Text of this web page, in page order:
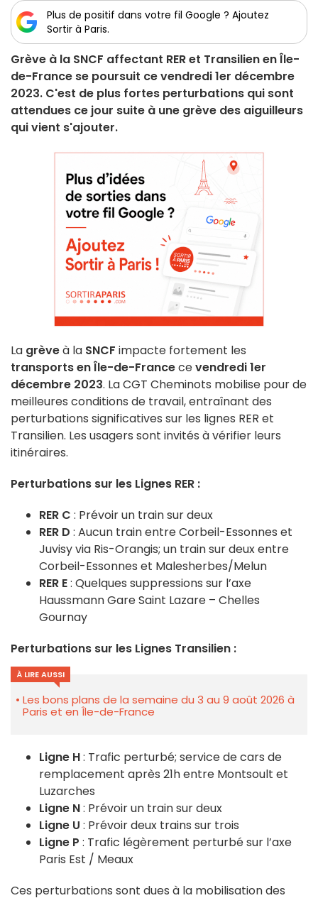
Plus de positif dans votre fil Google ? Ajoutez
Sortir à Paris.
Grève à la SNCF affectant RER et Transilien en Île-
de-France se poursuit ce vendredi 1er décembre
2023. C'est de plus fortes perturbations qui sont
attendues ce jour suite à une grève des aiguilleurs
qui vient s'ajouter.
La grèveà la SNCF impacte fortement les
transports en Île-de-Francecevendredi 1er
décembre 2023. La CGT Cheminots mobilise pour de
meilleures conditions de travail, entraînant des
perturbations significatives sur les lignes RER et
Transilien. Les usagers sont invités à vérifier leurs
itinéraires.
Perturbations sur les Lignes RER :
RER C : Prévoir un train sur deux
RER D : Aucun train entre Corbeil-Essonnes et
Juvisy via Ris-Orangis; un train sur deux entre
Corbeil-Essonnes et Malesherbes/Melun
RER E: Quelques suppressions sur l’axe
Haussmann Gare Saint Lazare – Chelles
Gournay
Perturbations sur les Lignes Transilien :
À LIRE AUSSI
Les bons plans de la semaine du 3 au 9 août 2026 à
Paris et en Île-de-France
Ligne H: Trafic perturbé; service de cars de
remplacement après 21h entre Montsoult et
Luzarches
Ligne N: Prévoir un train sur deux
Ligne U : Prévoir deux trains sur trois
Ligne P : Trafic légèrement perturbé sur l’axe
Paris Est / Meaux
Ces perturbations sont dues à la mobilisation des